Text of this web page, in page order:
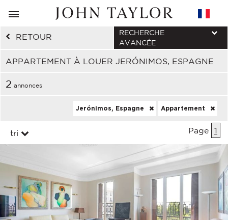
RETOUR
APPARTEMENT À LOUER JERÓNIMOS, ESPAGNE
RECHERCHE
AVANCÉE
2 annonces
Jerónimos, Espagne Appartement
tri Page 1